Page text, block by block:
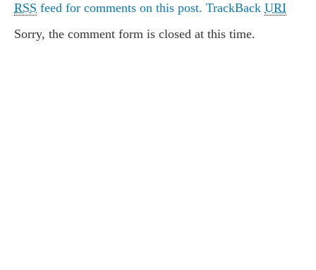
RSS feed for comments on this post. TrackBack URI
Sorry, the comment form is closed at this time.